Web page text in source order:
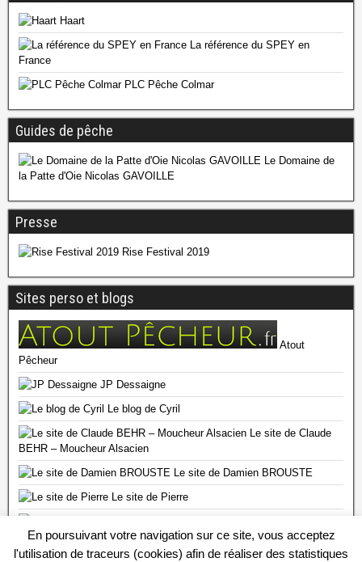
Haart
La référence du SPEY en
France
PLC Pêche Colmar
Guides de pêche
Le Domaine de
la Patte d'Oie Nicolas GAVOILLE
Presse
Rise Festival 2019
Sites perso et blogs
Atout
Pêcheur
JP Dessaigne
Le blog de Cyril
Le site de Claude
BEHR – Moucheur Alsacien
Le site de Damien BROUSTE
Le site de Pierre
En poursuivant votre navigation sur ce site, vous acceptez
l'utilisation de traceurs (cookies) afin de réaliser des statistiques